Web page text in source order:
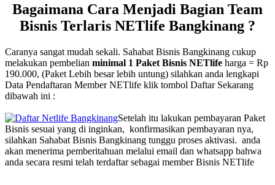
Bagaimana Cara Menjadi Bagian Team
Bisnis Terlaris NETlife Bangkinang ?
Caranya sangat mudah sekali. Sahabat Bisnis Bangkinang cukup
melakukan pembelian minimal 1 Paket Bisnis NETlife harga = Rp
190.000, (Paket Lebih besar lebih untung) silahkan anda lengkapi
Data Pendaftaran Member NETlife klik tombol Daftar Sekarang
dibawah ini :
Setelah itu lakukan pembayaran Paket
Bisnis sesuai yang di inginkan, konfirmasikan pembayaran nya,
silahkan Sahabat Bisnis Bangkinang tunggu proses aktivasi. anda
akan menerima pemberitahuan melalui email dan whatsapp bahwa
anda secara resmi telah terdaftar sebagai member Bisnis NETlife